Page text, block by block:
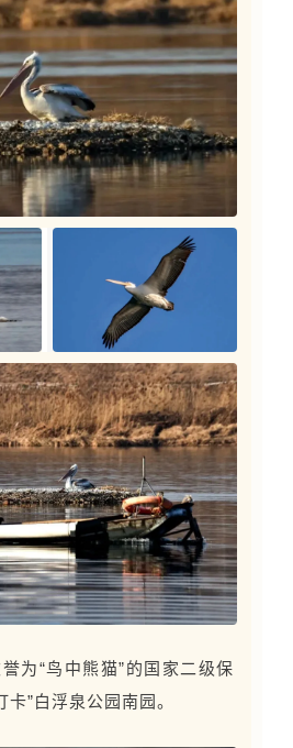
为“鸟中熊猫”的国家二级保
卡”白浮泉公园南园。